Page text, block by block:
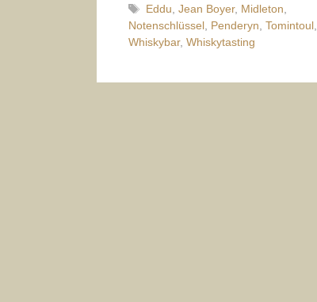
Schlagwörter
Eddu, Jean Boyer, Midleton,
Notenschlüssel, Penderyn, Tomintoul,
Whiskybar, Whiskytasting